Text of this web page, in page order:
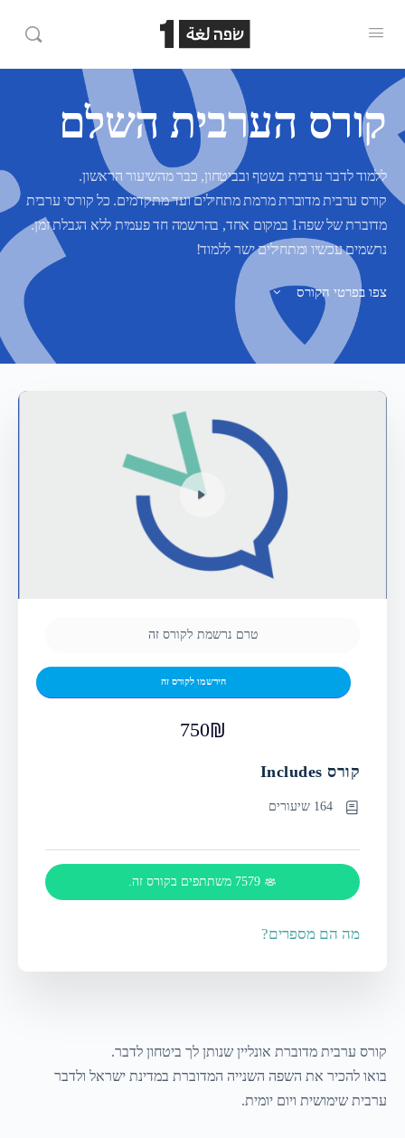
קורס הערבית השלם
ללמוד לדבר ערבית בשטף ובביטחון, כבר מהשיעור הראשון.
קורס ערבית מדוברת מרמת מתחילים ועד מתקדמים. כל קורסי ערבית
מדוברת של שפה1 במקום אחד, בהרשמה חד פעמית ללא הגבלת זמן.
נרשמים עכשיו ומתחילים ישר ללמוד!
צפו בפרטי הקורס
קורס ערבית מדוברת אונליין שנותן לך ביטחון לדבר.
בואו להכיר את השפה השנייה המדוברת במדינת ישראל ולדבר
ערבית שימושית ויום יומית.
טרם נרשמת לקורס זה
הירשמו לקורס זה
750
קורס Includes
164 שיעורים
מה הם מספרים?